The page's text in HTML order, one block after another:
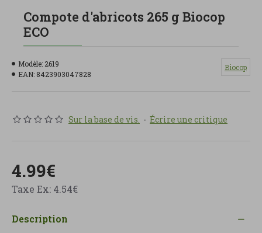
Compote d'abricots 265 g Biocop
ECO
Modèle: 2619
EAN: 8423903047828
Biocop
Sur la base de vis. - Écrire une critique
4.99€
Taxe Ex: 4.54€
Description